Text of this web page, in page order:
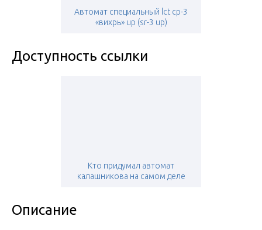
Автомат специальный lct ср-3
«вихрь» up (sr-3 up)
Доступность ссылки
Кто придумал автомат
калашникова на самом деле
Описание